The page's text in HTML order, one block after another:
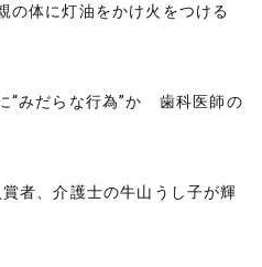
の体に灯油をかけ火をつける
“みだらな行為”か 歯科医師の
者、介護士の牛山うし子が輝